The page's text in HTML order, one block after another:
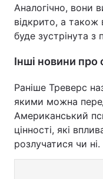
Аналогічно, вони
відкрито, а також
буде зустрінута з
Інші новини про
Раніше Треверс
якими можна
Американський
цінності, які
розлучатися чи ні.